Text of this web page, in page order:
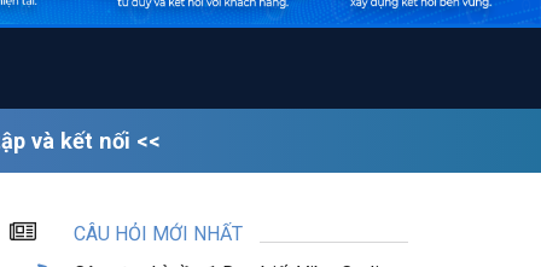
và kết nối <<
CÂU HỎI MỚI NHẤT